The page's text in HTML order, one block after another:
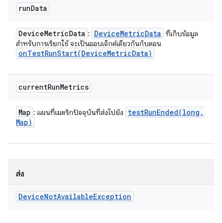
runData
DeviceMetricData : DeviceMetricData ที่เก็บข้อมูล
สําหรับการเรียกใช้ จะเป็นออบเจ็กต์เดียวกันกับตอน
onTestRunStart(DeviceMetricData)
currentRunMetrics
Map : แผนที่เมตริกปัจจุบันที่ส่งไปยัง testRunEnded(long ,
Map)
ส่ง
DeviceNotAvailableException